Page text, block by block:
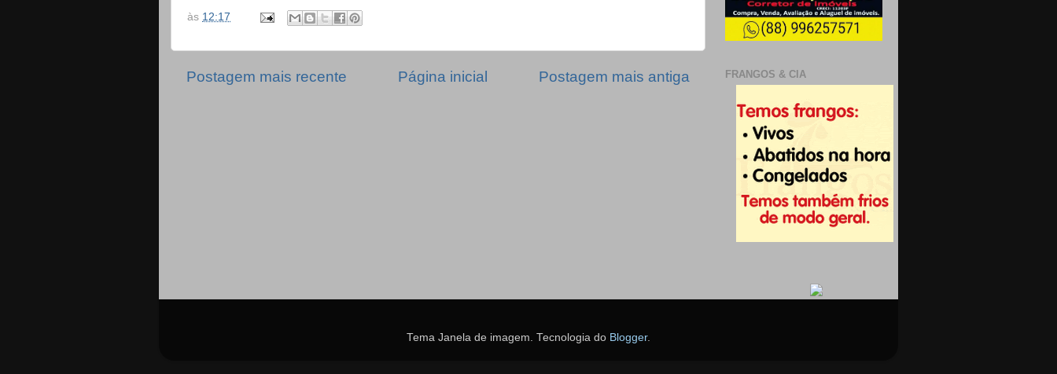
às 12:17
Postagem mais recente Postagem mais antiga
Página inicial FRANGOS & CIA
Tema Janela de imagem. Tecnologia do Blogger.